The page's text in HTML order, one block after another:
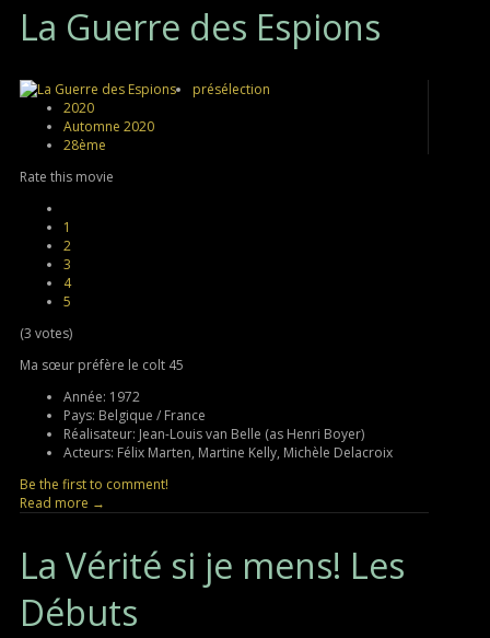
La Guerre des Espions
présélection
2020
Automne 2020
28ème
Rate this movie
1
2
3
4
5
(3 votes)
Ma sœur préfère le colt 45
Année: 1972
Pays: Belgique / France
Réalisateur: Jean-Louis van Belle (as Henri Boyer)
Acteurs: Félix Marten, Martine Kelly, Michèle Delacroix
Be the first to comment!
Read more →
La Vérité si je mens! Les
Débuts